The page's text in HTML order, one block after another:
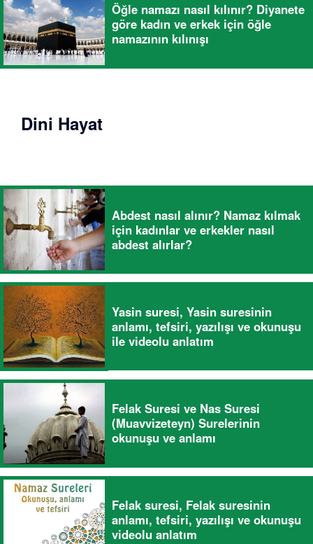
Öğle namazı nasıl kılınır? Diyanete
göre kadın ve erkek için öğle
namazının kılınışı
Dini Hayat
Abdest nasıl alınır? Namaz kılmak
için kadınlar ve erkekler nasıl
abdest alırlar?
Yasin suresi, Yasin suresinin
anlamı, tefsiri, yazılışı ve okunuşu
ile videolu anlatım
Felak Suresi ve Nas Suresi
(Muavvizeteyn) Surelerinin
okunuşu ve anlamı
Felak suresi, Felak suresinin
anlamı, tefsiri, yazılışı ve okunuşu
videolu anlatım